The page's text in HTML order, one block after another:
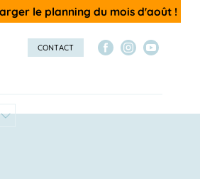
le planning du mois d'août !
CONTACT